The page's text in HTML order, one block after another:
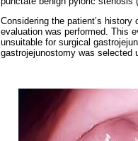
Considering the patient’s
evaluation was performed. This
unsuitable for surgical
gastrojejunostomy was selected